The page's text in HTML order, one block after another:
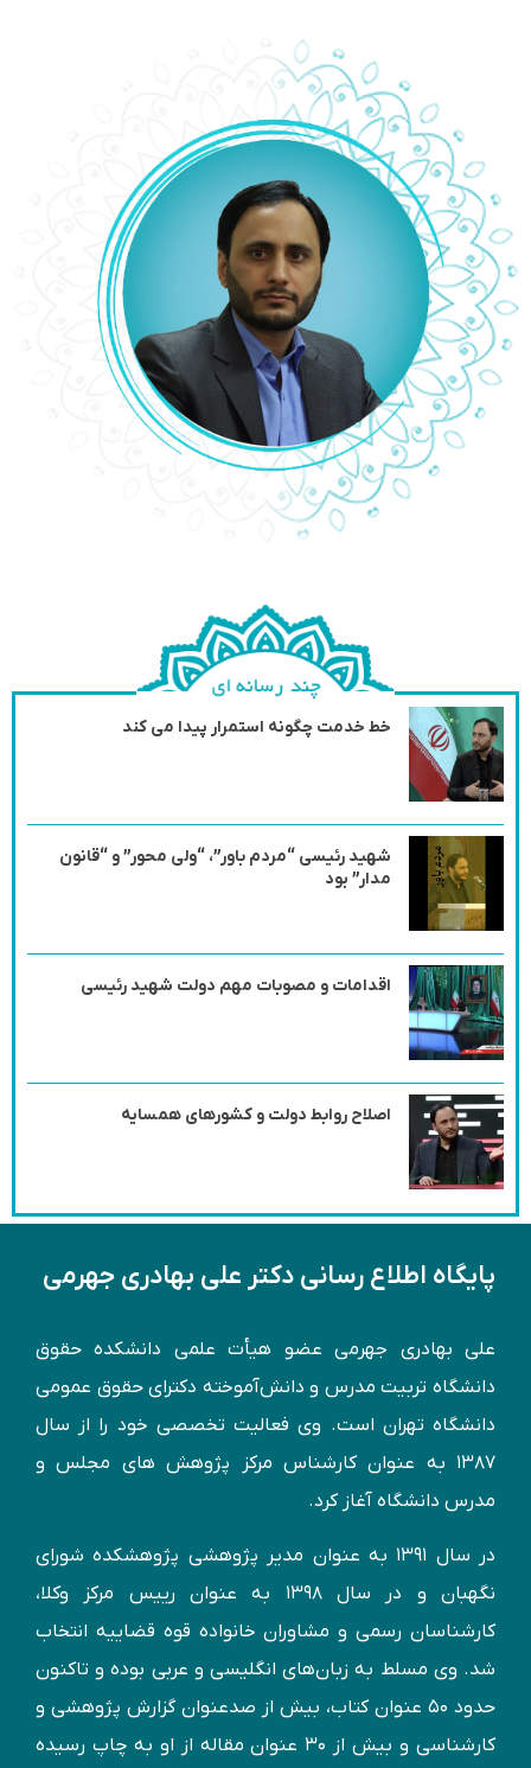
خط خدمت چگونه استمرار پیدا می کند
شهید رئیسی “مردم باور”، “ولی محور” و “قانون
مدار” بود
اقدامات و مصوبات مهم دولت شهید رئیسی
اصلاح روابط دولت و کشورهای همسایه
پایگاه اطلاع رسانی دکتر علی بهادری جهرمی
علی بهادری جهرمی عضو هیأت علمی دانشکده حقوق
دانشگاه تربیت مدرس و دانش‌آموخته دكترای حقوق عمومی
دانشگاه تهران است. وی فعالیت تخصصی خود را از سال
۱۳۸۷ به عنوان کارشناس مركز پژوهش های مجلس و
مدرس دانشگاه آغاز کرد.
در سال ۱۳۹۱ به عنوان مدير پژوهشی پژوهشكده شورای
نگهبان و در سال ۱۳۹۸ به عنوان رییس مرکز وکلا،
کارشناسان رسمی و مشاوران خانواده قوه قضاییه انتخاب
شد. وی مسلط به زبان‌های انگليسی و عربی بوده و تاكنون
حدود ۵۰ عنوان كتاب، بیش از صدعنوان گزارش پژوهشی و
کارشناسی و بيش از ۳۰ عنوان مقاله از او به چاپ رسيده